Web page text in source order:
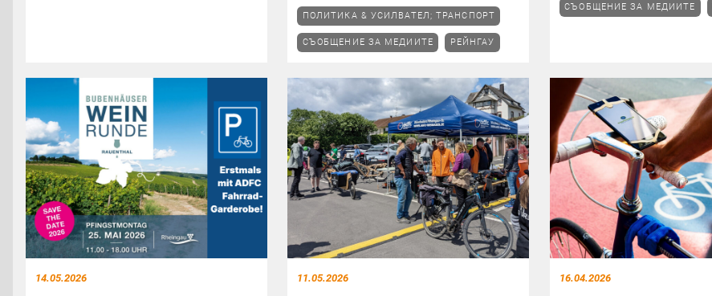
ПОЛИТИКА & УСИЛВАТЕЛ; ТРАНСПОРТ
СЪОБЩЕНИЕ ЗА МЕДИИТЕ РЕЙНГАУ
СЪОБЩЕНИЕ ЗА МЕДИИТЕ
14.05.2026 11.05.2026 16.04.2026